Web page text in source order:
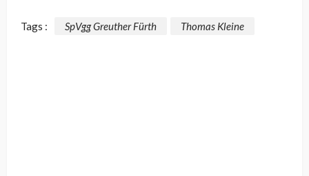
Tags : SpVgg Greuther Fürth Thomas Kleine